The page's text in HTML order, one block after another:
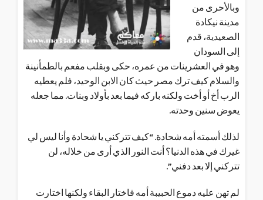
وبالأحرى من
مدينة نيكادة
الصعيدية، قدم
إلى السودان
وهو في العشرينات من عمره، حكى وبقلب مفعم بالطمأنينة
والسلام كيف ترك مصر حيث كان الابن الوحيد، فلم يعطيه
الرب أخ أو أخت ولكنه باركه فيما بعد بأولاد وبنات. مما جعله
يعوض سنين وحدته.
لذلك أسمته أمه شحادة. “كيف تتركني يا شحادة وأنا ليس لي
غيرك في هذه الدنيا؟ أنت النور الذي أرى من خلاله، لن
تتركني إلا بعد دفني”.
لم تهن عليه دموع الحبيبة أمه فاختار البقاء ولكنها اختارت